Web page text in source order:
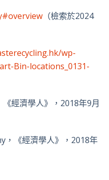
（檢索於2024
wp-
Bin-locations_0131-
經濟學人》，2018年9月
，《經濟學人》，2018年